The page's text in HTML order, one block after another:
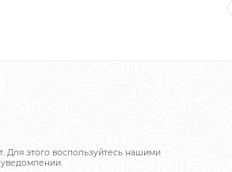
Для этого воспользуйтесь нашими